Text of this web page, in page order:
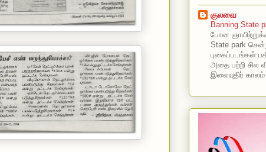
குலவை
Banning State
போன
State park
புகைப்படங்கள்
அதை பற்றி சில
இலையுதிர்